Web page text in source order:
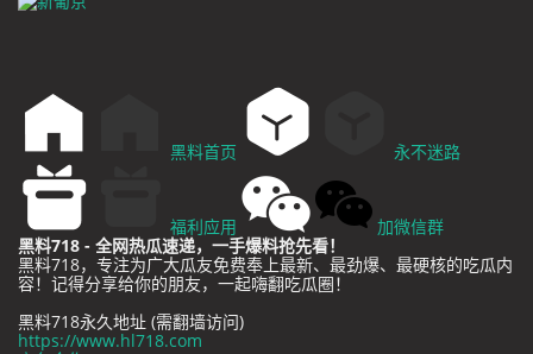
黑料首页 永不迷路
福利应用
加微信群
黑料718 - 全网热瓜速递，一手爆料抢先看！
黑料718，专注为广大瓜友免费奉上最新、最劲爆、最硬核的吃瓜内
容！记得分享给你的朋友，一起嗨翻吃瓜圈！
黑料718永久地址 (需翻墙访问)
https://www.hl718.com